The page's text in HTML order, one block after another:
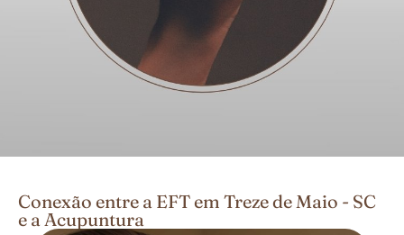
Conexão entre a EFT em Treze de Maio - SC
e a Acupuntura